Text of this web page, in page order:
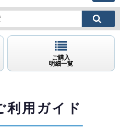
ご購入
明細一覧
利用ガイド